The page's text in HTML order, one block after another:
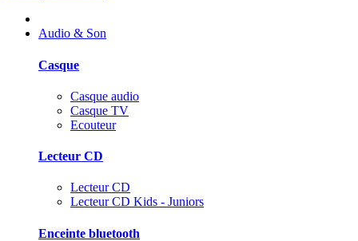
Audio & Son
Casque
Casque audio
Casque TV
Ecouteur
Lecteur CD
Lecteur CD
Lecteur CD Kids - Juniors
Enceinte bluetooth